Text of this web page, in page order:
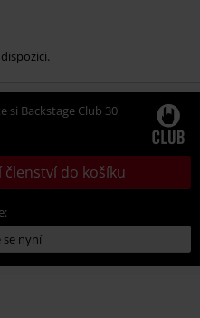
si Backstage Club 30
do košíku
se nyní